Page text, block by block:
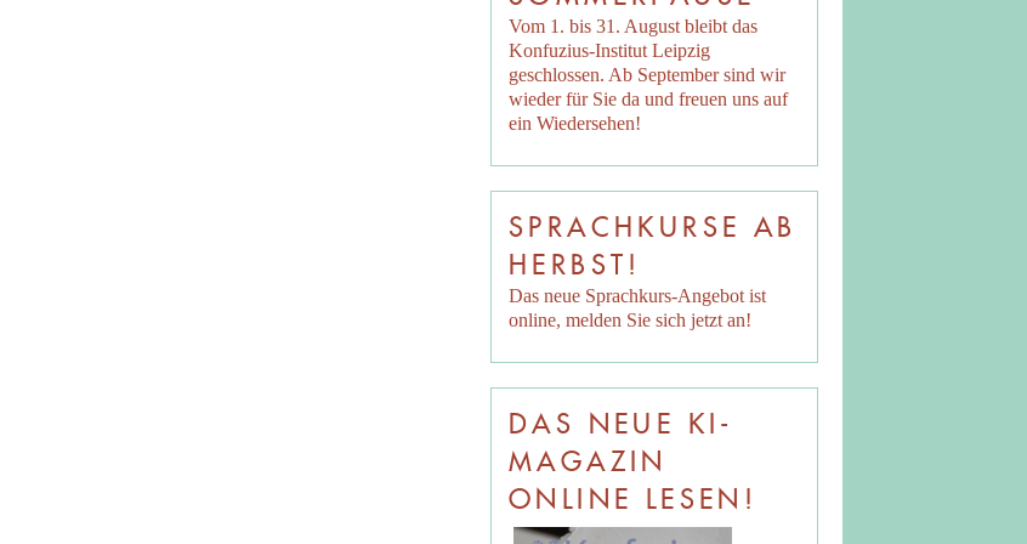
Vom 1. bis 31. August bleibt das
Konfuzius-Institut Leipzig
geschlossen. Ab September sind wir
wieder für Sie da und freuen uns auf
ein Wiedersehen!
SPRACHKURSE AB
HERBST!
Das neue Sprachkurs-Angebot ist
online, melden Sie sich jetzt an!
DAS NEUE KI-
MAGAZIN
ONLINE LESEN!